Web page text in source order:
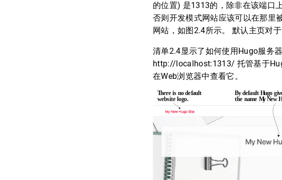
的位置) 是1313的，除非在该端口
否则开发模式网站应该可以在那里
网站，如图2.4所示。 默认主页对
清单2.4显示了如何使用Hugo服务
http://localhost:1313/ 托管基于
在Web浏览器中查看它。